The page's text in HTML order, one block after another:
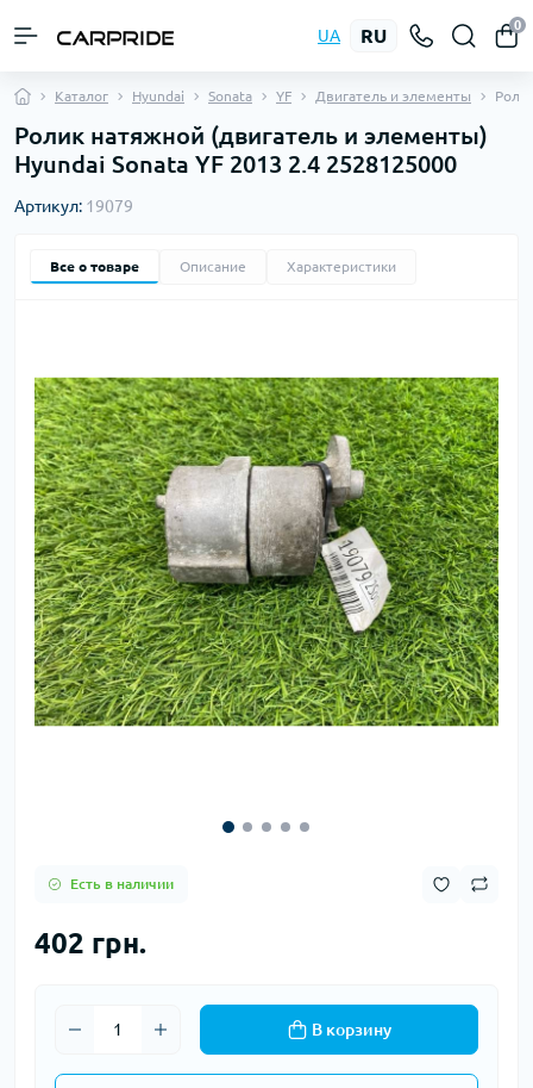
UA RU
0
Каталог Hyundai Sonata YF Двигатель и элементы
Ролик натяжной (двигатель и элементы)
Hyundai Sonata YF 2013 2.4 2528125000
Артикул: 19079
Все о товаре Описание Характеристики
Есть в наличии
402 грн.
В корзину